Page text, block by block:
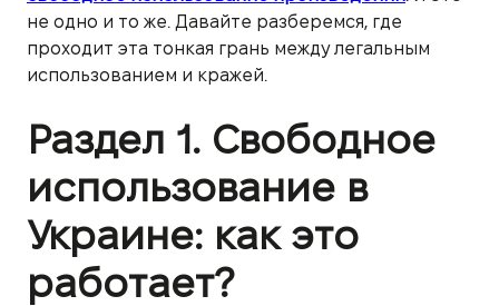
не одно и то же. Давайте разберемся, где
проходит эта тонкая грань между легальным
использованием и кражей.
Раздел 1. Свободное
использование в
Украине: как это
работает?